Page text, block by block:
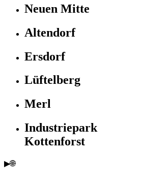
Neuen Mitte
Altendorf
Ersdorf
Lüftelberg
Merl
Industriepark
Kottenforst
▶🌐